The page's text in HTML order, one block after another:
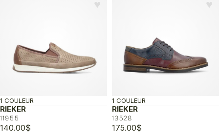
♥︎
RIEKER
11955
1 COULEUR
140.00$
♥︎
RIEKER
13528
1 COULEUR
175.00$